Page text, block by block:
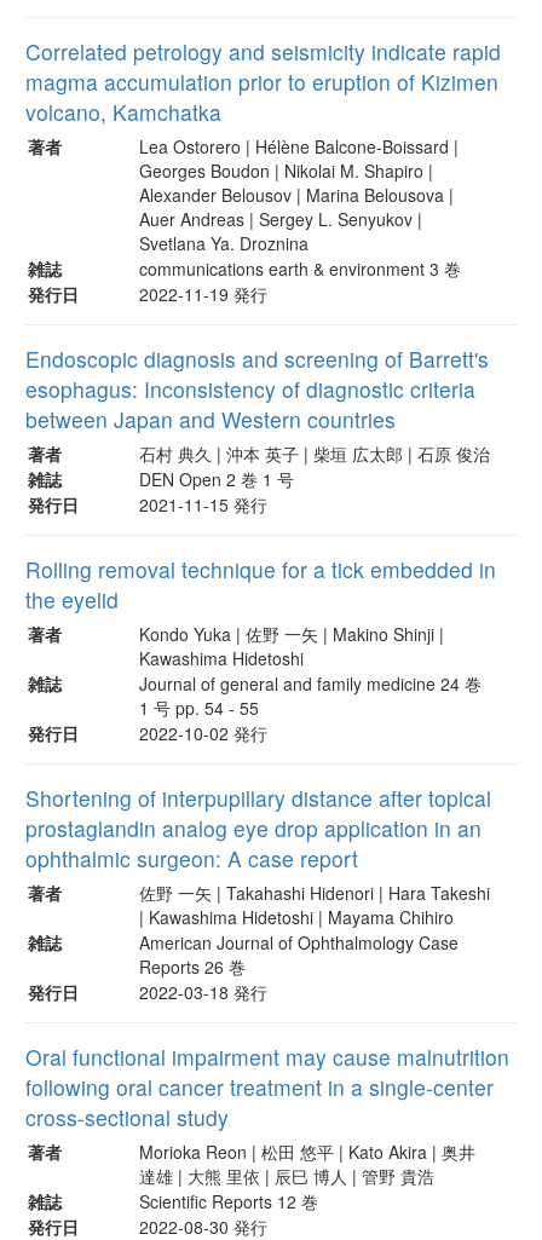
Correlated petrology and seismicity indicate rapid
magma accumulation prior to eruption of Kizimen
volcano, Kamchatka
著者
Lea Ostorero | Hélène Balcone-Boissard |
Georges Boudon | Nikolai M. Shapiro |
Alexander Belousov | Marina Belousova |
Auer Andreas | Sergey L. Senyukov |
Svetlana Ya. Droznina
雑誌
communications earth & environment 3 巻
発行日
2022-11-19 発行
Endoscopic diagnosis and screening of Barrett's
esophagus: Inconsistency of diagnostic criteria
between Japan and Western countries
著者
石村 典久 | 沖本 英子 | 柴垣 広太郎 | 石原 俊治
雑誌
DEN Open 2 巻 1 号
発行日
2021-11-15 発行
Rolling removal technique for a tick embedded in
the eyelid
著者
Kondo Yuka | 佐野 一矢 | Makino Shinji |
Kawashima Hidetoshi
雑誌
Journal of general and family medicine 24 巻
1 号 pp. 54 - 55
発行日
2022-10-02 発行
Shortening of interpupillary distance after topical
prostaglandin analog eye drop application in an
ophthalmic surgeon: A case report
著者
佐野 一矢 | Takahashi Hidenori | Hara Takeshi
| Kawashima Hidetoshi | Mayama Chihiro
雑誌
American Journal of Ophthalmology Case
Reports 26 巻
発行日
2022-03-18 発行
Oral functional impairment may cause malnutrition
following oral cancer treatment in a single-center
cross-sectional study
著者
Morioka Reon | 松田 悠平 | Kato Akira | 奥井
達雄 | 大熊 里依 | 辰巳 博人 | 管野 貴浩
雑誌
Scientific Reports 12 巻
発行日
2022-08-30 発行